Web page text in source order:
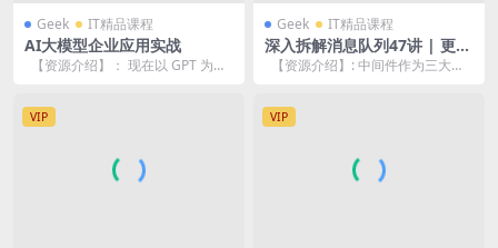
Geek IT精品课程
AI大模型企业应用实战
【资源介绍】： 现在以 GPT 为代
Geek IT精品课程
深入拆解消息队列47讲 | 更新
完结
【资源介绍】: 中间件作为三大基
VIP VIP